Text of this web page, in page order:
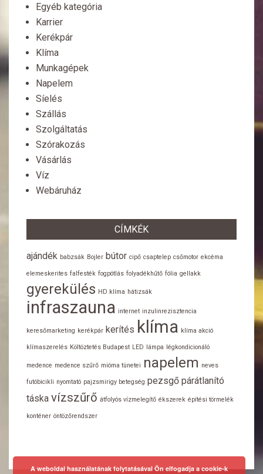
Egyéb kategória
Karrier
Kerékpár
Klíma
Munkagépek
Napelem
Síelés
Szállás
Szolgáltatás
Szórakozás
Vásárlás
Víz
Webáruház
CÍMKÉK
ajándék babzsák Bojler bútor cipő csaptelep csőmotor ekcéma
elemeskerites falfesték fogpótlás folyadékhűtő fólia gellakk
gyerekülés HD klíma hátizsák
infraszauna internet inzulinrezisztencia
keresőmarketing kerékpár kerítés klíma klíma akció
klímaszerelés Költöztetés Budapest LED lámpa légkondicionáló
medence medence szűrő mióma tünetei napelem neves
futóbicikli nyomtató pajzsmirigy betegség pezsgő párátlanító
táska vízszűrő átfolyós vízmelegítő ékszerek építési törmelék
konténer öntözőrendszer
A weboldal használatának folytatásával Ön elfogadja a cookie-k